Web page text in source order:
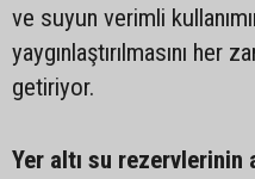
ve suyun verimli
yaygınlaştırılmasını her
getiriyor.
Yer altı su rezervlerinin